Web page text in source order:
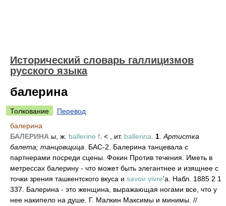
Исторический словарь галлицизмов
русского языка
балерина
Толкование
Перевод
балерина
БАЛЕРИНА ы, ж. ballerine f . < , ит. ballerina 1 Артистка
балета; танцовщица . БАС-2. Балерина танцевала с
партнерами посреди сцены. Фокин Против течения. Иметь в
метрессах балерину - что может быть элегантнее и изящнее с
точки зрения ташкентского вкуса и savoir vivre'а. Набл. 1885 2 1
337. Балерина - это женщина, выражающая ногами все, что у
нее накипело на душе. Г. Малкин Максимы и минимы. //